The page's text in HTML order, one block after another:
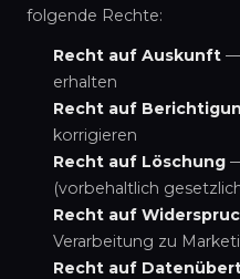
folgende Rechte:
Recht auf Auskunft —
erhalten
Recht auf
korrigieren
Recht auf Löschung
(vorbehaltlich
Recht auf
Verarbeitung zu
Recht auf